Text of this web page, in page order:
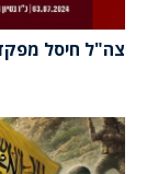
צה"ל חיסל מפקד